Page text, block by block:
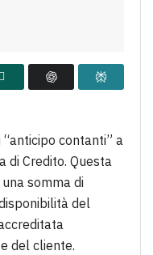
contanti” a
di Credito. Questa
somma di
del
del cliente.